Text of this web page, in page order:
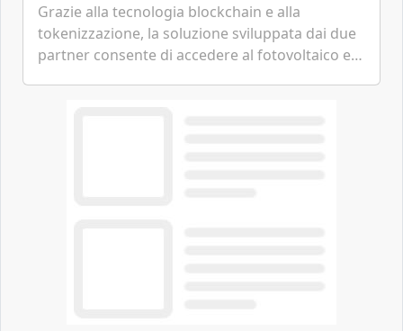
Grazie alla tecnologia blockchain e alla
tokenizzazione, la soluzione sviluppata dai due
partner consente di accedere al fotovoltaico e